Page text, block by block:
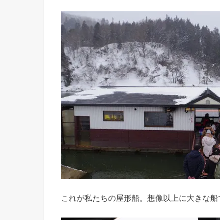
これが私たちの屋形船。想像以上に大きな